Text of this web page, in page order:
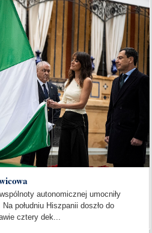
autonomicznej umocniły
południu Hiszpanii doszło do
cztery dek...